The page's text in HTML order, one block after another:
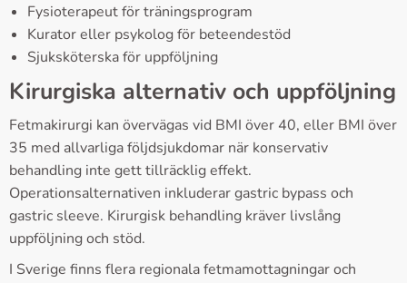
Fysioterapeut för träningsprogram
Kurator eller psykolog för beteendestöd
Sjuksköterska för uppföljning
Kirurgiska alternativ och uppföljning
Fetmakirurgi kan övervägas vid BMI över 40, eller BMI över
35 med allvarliga följdsjukdomar när konservativ
behandling inte gett tillräcklig effekt.
Operationsalternativen inkluderar gastric bypass och
gastric sleeve. Kirurgisk behandling kräver livslång
uppföljning och stöd.
I Sverige finns flera regionala fetmamottagningar och